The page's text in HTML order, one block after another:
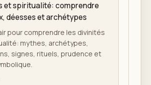
et spiritualité: comprendre
déesses et archétypes
pour comprendre les divinités
mythes, archétypes,
signes, rituels, prudence et